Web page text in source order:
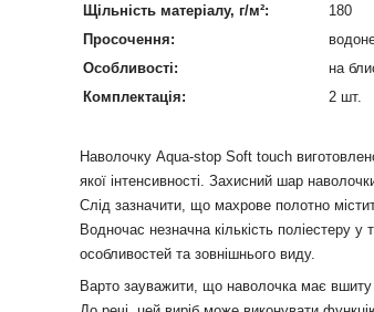
Щільність матеріалу, г/м²:
180
Просочення:
Особливості:
на
Комплектація:
2 шт.
Наволочку Aqua-stop Soft touch
якої інтенсивності. Захисний шар
Слід зазначити, що махрове полотно
Водночас незначна кількість поліестеру у
особливостей та зовнішнього виду.
Варто зауважити, що наволочка має вшиту